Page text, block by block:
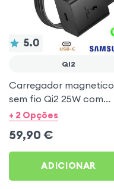
5.0
QI2
Carregador magnetico
sem fio Qi2 25W com
carregador de parede
oficial
+ 2 Opções
59,90 €
ADICIONAR